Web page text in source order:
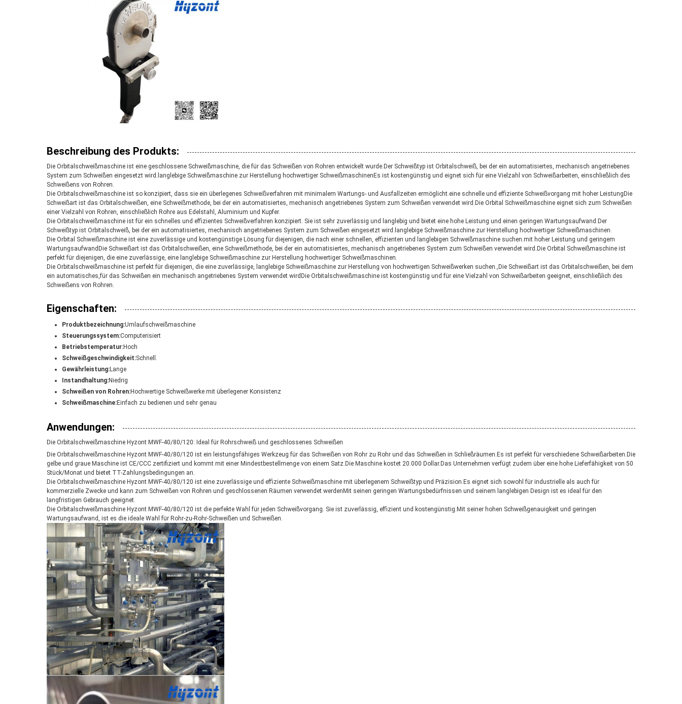
Beschreibung des Produkts:
Die Orbitalschweißmaschine ist eine geschlossene Schweißmaschine, die für das Schweißen von Rohren entwickelt wurde.Der Schweißtyp ist Orbitalschweiß, bei der ein automatisiertes, mechanisch angetriebenes
System zum Schweißen eingesetzt wird.langlebige Schweißmaschine zur Herstellung hochwertiger SchweißmaschinenEs ist kostengünstig und eignet sich für eine Vielzahl von Schweißarbeiten, einschließlich des
Schweißens von Rohren.
Die Orbitalschweißmaschine ist so konzipiert, dass sie ein überlegenes Schweißverfahren mit minimalem Wartungs- und Ausfallzeiten ermöglicht.eine schnelle und effiziente Schweißvorgang mit hoher LeistungDie
Schweißart ist das Orbitalschweißen, eine Schweißmethode, bei der ein automatisiertes, mechanisch angetriebenes System zum Schweißen verwendet wird.Die Orbital Schweißmaschine eignet sich zum Schweißen
einer Vielzahl von Rohren, einschließlich Rohre aus Edelstahl, Aluminium und Kupfer.
Die Orbitalschweißmaschine ist für ein schnelles und effizientes Schweißverfahren konzipiert. Sie ist sehr zuverlässig und langlebig und bietet eine hohe Leistung und einen geringen Wartungsaufwand.Der
Schweißtyp ist Orbitalschweiß, bei der ein automatisiertes, mechanisch angetriebenes System zum Schweißen eingesetzt wird.langlebige Schweißmaschine zur Herstellung hochwertiger Schweißmaschinen.
Die Orbital Schweißmaschine ist eine zuverlässige und kostengünstige Lösung für diejenigen, die nach einer schnellen, effizienten und langlebigen Schweißmaschine suchen.mit hoher Leistung und geringem
WartungsaufwandDie Schweißart ist das Orbitalschweißen, eine Schweißmethode, bei der ein automatisiertes, mechanisch angetriebenes System zum Schweißen verwendet wird.Die Orbital Schweißmaschine ist
perfekt für diejenigen, die eine zuverlässige, eine langlebige Schweißmaschine zur Herstellung hochwertiger Schweißmaschinen.
Die Orbitalschweißmaschine ist perfekt für diejenigen, die eine zuverlässige, langlebige Schweißmaschine zur Herstellung von hochwertigen Schweißwerken suchen.,Die Schweißart ist das Orbitalschweißen, bei dem
ein automatisches,für das Schweißen ein mechanisch angetriebenes System verwendet wirdDie Orbitalschweißmaschine ist kostengünstig und für eine Vielzahl von Schweißarbeiten geeignet, einschließlich des
Schweißens von Rohren.
Eigenschaften:
Produktbezeichnung:Umlaufschweißmaschine
Steuerungssystem:Computerisiert
Betriebstemperatur:Hoch
Schweißgeschwindigkeit:Schnell.
Gewährleistung:Lange
Instandhaltung:Niedrig
Schweißen von Rohren:Hochwertige Schweißwerke mit überlegener Konsistenz
Schweißmaschine:Einfach zu bedienen und sehr genau
Anwendungen:
Die Orbitalschweißmaschine Hyzont MWF-40/80/120: Ideal für Rohrschweiß und geschlossenes Schweißen
Die Orbitalschweißmaschine Hyzont MWF-40/80/120 ist ein leistungsfähiges Werkzeug für das Schweißen von Rohr zu Rohr und das Schweißen in Schließräumen.Es ist perfekt für verschiedene Schweißarbeiten.Die
gelbe und graue Maschine ist CE/CCC zertifiziert und kommt mit einer Mindestbestellmenge von einem Satz.Die Maschine kostet 20.000 Dollar.Das Unternehmen verfügt zudem über eine hohe Lieferfähigkeit von 50
Stück/Monat und bietet TT-Zahlungsbedingungen an.
Die Orbitalschweißmaschine Hyzont MWF-40/80/120 ist eine zuverlässige und effiziente Schweißmaschine mit überlegenem Schweißtyp und Präzision.Es eignet sich sowohl für industrielle als auch für
kommerzielle Zwecke und kann zum Schweißen von Rohren und geschlossenen Räumen verwendet werdenMit seinen geringen Wartungsbedürfnissen und seinem langlebigen Design ist es ideal für den
langfristigen Gebrauch geeignet.
Die Orbitalschweißmaschine Hyzont MWF-40/80/120 ist die perfekte Wahl für jeden Schweißvorgang. Sie ist zuverlässig, effizient und kostengünstig.Mit seiner hohen Schweißgenauigkeit und geringen
Wartungsaufwand, ist es die ideale Wahl für Rohr-zu-Rohr-Schweißen und Schweißen.